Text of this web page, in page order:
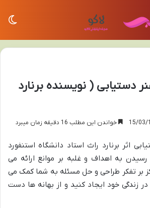
دستیابی ( نویسنده برنارد
خواندن این مطلب 16 دقیقه زمان میبرد
اثر برنارد راث استاد دانشگاه استنفورد
رسیدن به اهداف و غلبه بر موانع ارائه می
بر تفکر طراحی و حل مسئله به شما کمک می
زندگی خود ایجاد کنید و از بهانه ها دست